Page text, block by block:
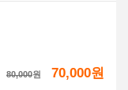
80,000원 70,000원